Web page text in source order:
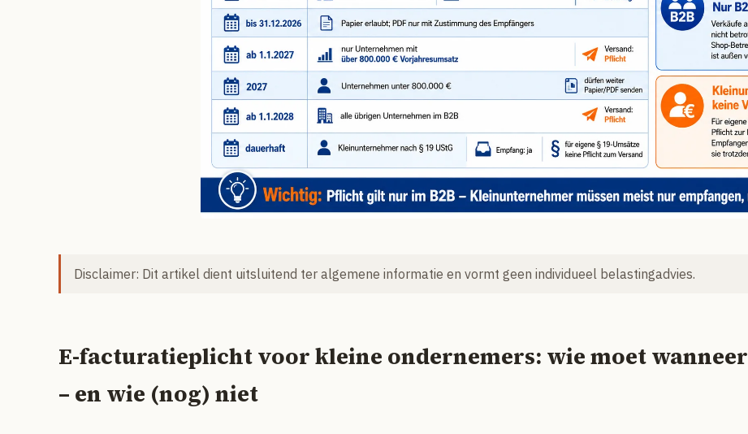
Disclaimer: Dit artikel dient uitsluitend ter algemene informatie en vormt geen individueel belastingadvies.
E-facturatieplicht voor kleine ondernemers: wie moet wanneer
– en wie (nog) niet